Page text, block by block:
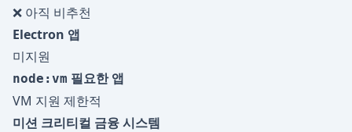
❌ 아직 비추천
Electron 앱
미지원
node:vm 필요한 앱
VM 지원 제한적
미션 크리티컬 금융 시스템